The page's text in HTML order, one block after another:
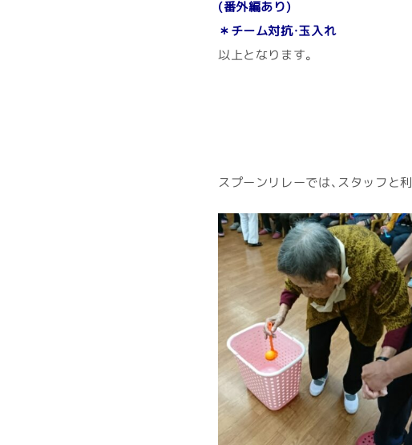
(番外編あり)
＊チーム対抗・玉入れ
以上となります。
スプーンリレーでは、スタッフと